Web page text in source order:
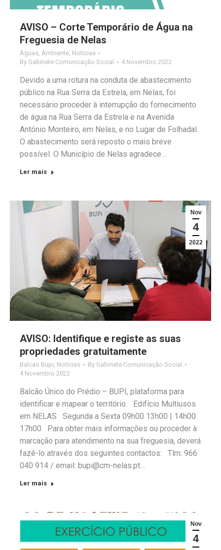
AVISO – Corte Temporário de Água na
Freguesia de Nelas
Águas Ambiente Notícias
By Gabinete Comunicação Social 4 Novembro 2022
Devido a uma rotura na conduta de abastecimento
público na Rua Serra da Estrela, em Nelas, foi
necessário proceder à interrupção do fornecimento
de água na Rua Serra da Estrela e na Avenida
António Monteiro, em Nelas, e no Lugar de Folhadal.
O abastecimento será reposto o mais breve
possível. O Município de Nelas agradece…
Ler mais
Nov
4
2022
AVISO: Identifique e registe as suas
propriedades gratuitamente
Balcao Bupi, Notícias By Gabinete Comunicação Social
4 Novembro 2022
Balcão Único do Prédio – BUPI, plataforma para
identificar e mapear o território. Edifício Multiusos
em NELAS Segunda a Sexta 09h00 13h00 | 14h00
17h00 Para obter mais informações ou proceder à
marcação para atendimento na sua freguesia, deverá
fazê-lo através dos seguintes contactos: Tlm: 966
040 914 / email: bupi@cm-nelas.pt…
Ler mais
Nov
4